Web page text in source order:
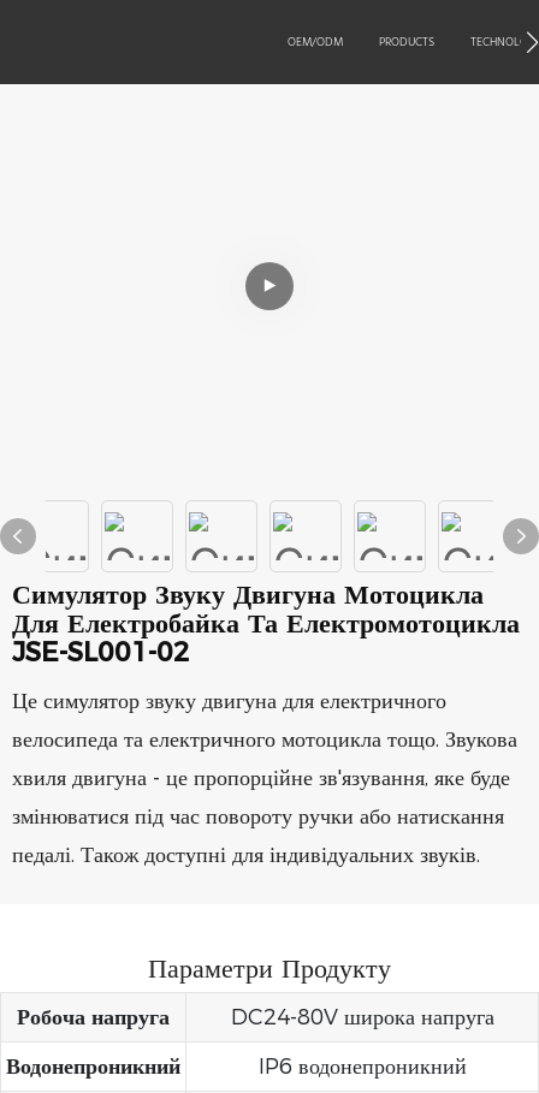
OEM/ODM PRODUCTS
Симулятор Звуку Двигуна Мотоцикла
Для Електробайка Та Електромотоцикла
JSE-SL001-02
Це симулятор звуку двигуна для електричного
велосипеда та електричного мотоцикла тощо. Звукова
хвиля двигуна - це пропорційне зв'язування, яке буде
змінюватися під час повороту ручки або натискання
педалі. Також доступні для індивідуальних звуків.
Параметри Продукту
Робоча напруга
DC24-80V широка напруга
Водонепроникний
IP6 водонепроникний